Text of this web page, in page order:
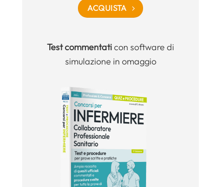
ACQUISTA
Test commentaticon software di
simulazione in omaggio